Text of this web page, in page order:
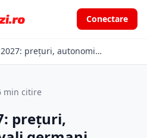
Conectare
Volvo EX60 2027: prețuri, autonomie și rivali germani
min citire
prețuri,